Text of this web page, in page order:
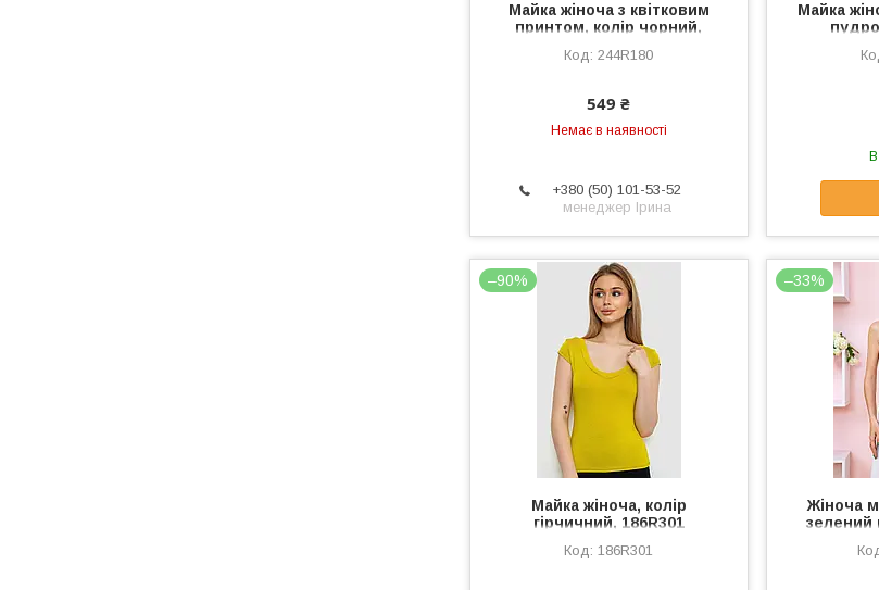
Майка жіноча з квітковим
принтом, колір чорний,
244R180
549 ₴
Немає в наявності
+380 (50) 101-53-52
менеджер Ірина
Майка
–90%
Майка жіноча, колір
гірчичний, 186R301
186R301
–33%
Жіноча
зелений